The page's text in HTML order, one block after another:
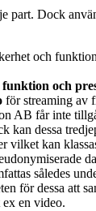
part. Dock
och
och
för streaming av
AB får inte
kan dessa
vilket kan
således
för dessa att
en video.